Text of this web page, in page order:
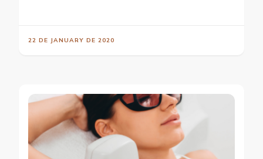
22 DE JANUARY DE 2020